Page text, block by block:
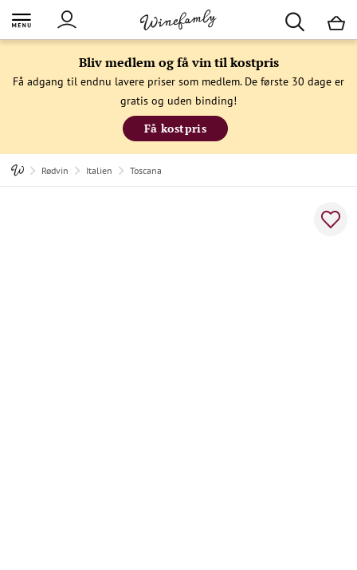
Bliv medlem og få vin til kostpris
Få adgang til endnu lavere priser som medlem. De første 30 dage er
gratis og uden binding!
Få kostpris
Rødvin Italien Toscana